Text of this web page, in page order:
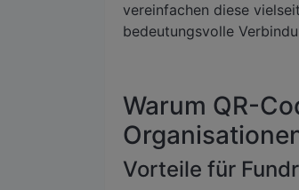
vereinfachen diese
bedeutungsvolle
Warum QR-
Vorteile für